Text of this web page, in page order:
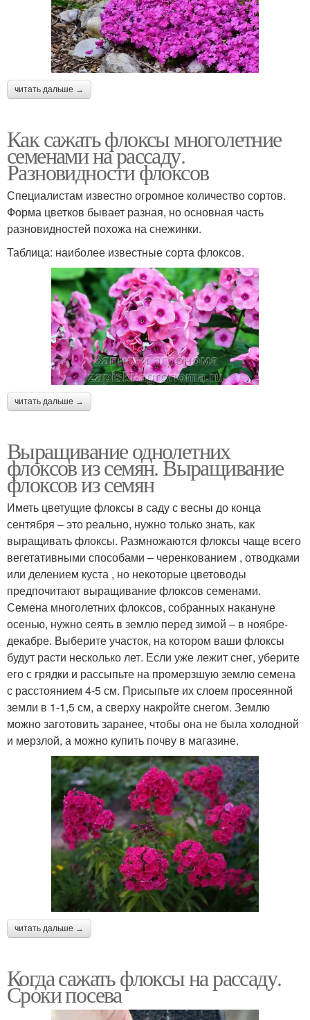
читать дальше →
Как сажать флоксы многолетние
семенами на рассаду.
Разновидности флоксов
Специалистам известно огромное количество сортов.
Форма цветков бывает разная, но основная часть
разновидностей похожа на снежинки.
Таблица: наиболее известные сорта флоксов.
читать дальше →
Выращивание однолетних
флоксов из семян. Выращивание
флоксов из семян
Иметь цветущие флоксы в саду с весны до конца
сентября – это реально, нужно только знать, как
выращивать флоксы. Размножаются флоксы чаще всего
вегетативными способами – черенкованием , отводками
или делением куста , но некоторые цветоводы
предпочитают выращивание флоксов семенами.
Семена многолетних флоксов, собранных накануне
осенью, нужно сеять в землю перед зимой – в ноябре-
декабре. Выберите участок, на котором ваши флоксы
будут расти несколько лет. Если уже лежит снег, уберите
его с грядки и рассыпьте на промерзшую землю семена
с расстоянием 4-5 см. Присыпьте их слоем просеянной
земли в 1-1,5 см, а сверху накройте снегом. Землю
можно заготовить заранее, чтобы она не была холодной
и мерзлой, а можно купить почву в магазине.
читать дальше →
Когда сажать флоксы на рассаду.
Сроки посева